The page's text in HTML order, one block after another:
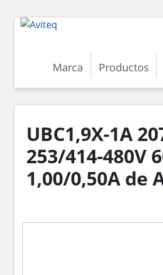
Marca Productos
UBC1,9X-1A
253/414-480V
1,00/0,50A de